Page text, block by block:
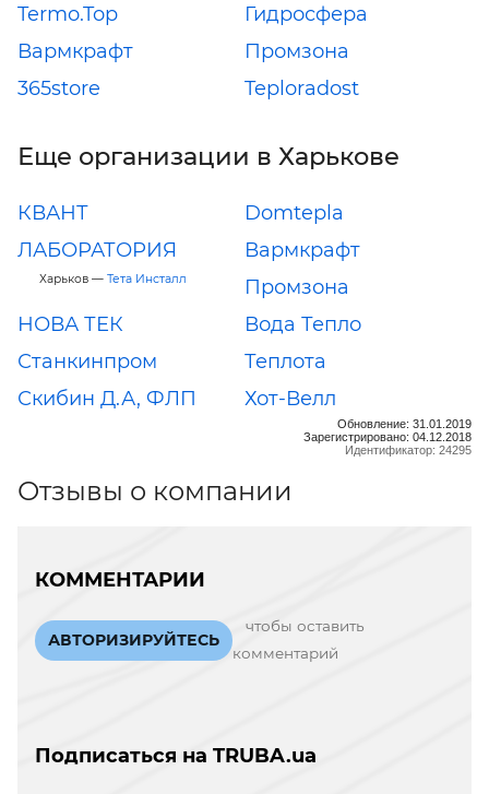
Termo.Top
Гидросфера
Вармкрафт
Промзона
365store
Teploradost
Еще организации в Харькове
КВАНТ
ЛАБОРАТОРИЯ
Харьков — Тета Инсталл
Domtepla
Вармкрафт
Промзона
НОВА ТЕК
Вода Тепло
Станкинпром
Теплота
Скибин Д.А, ФЛП
Хот-Велл
Обновление: 31.01.2019
Зарегистрировано: 04.12.2018
Идентификатор: 24295
Отзывы о компании
КОММЕНТАРИИ
АВТОРИЗИРУЙТЕСЬ
чтобы оставить
комментарий
Подписаться на TRUBA.ua